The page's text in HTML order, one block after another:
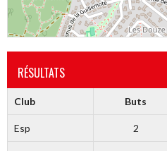
RÉSULTATS
Club Buts
Esp 2